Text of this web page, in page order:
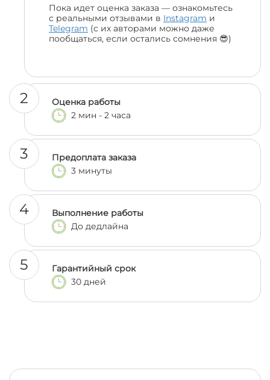
Пока идет оценка заказа — ознакомьтесь
с реальными отзывами в Instagram и
Telegram (с их авторами можно даже
пообщаться, если остались сомнения 😎)
2
Оценка работы
2 мин - 2 часа
3
Предоплата заказа
3 минуты
4
Выполнение работы
До дедлайна
5
Гарантийный срок
30 дней